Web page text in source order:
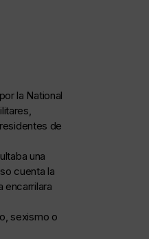
la National
de
una
cuenta la
encarrilara
sexismo o